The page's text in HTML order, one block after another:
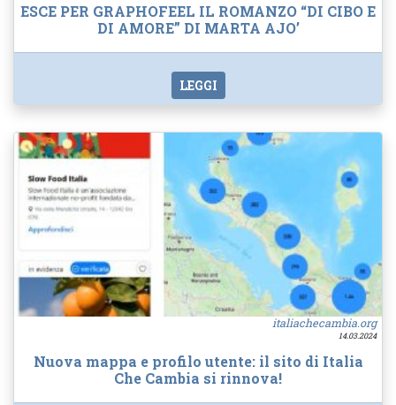
ESCE PER GRAPHOFEEL IL ROMANZO “DI CIBO E
DI AMORE” DI MARTA AJO’
LEGGI
italiachecambia.org
14.03.2024
Nuova mappa e profilo utente: il sito di Italia
Che Cambia si rinnova!